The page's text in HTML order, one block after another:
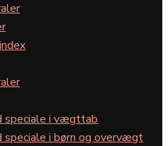
speciale i vægttab
speciale i børn og overvægt